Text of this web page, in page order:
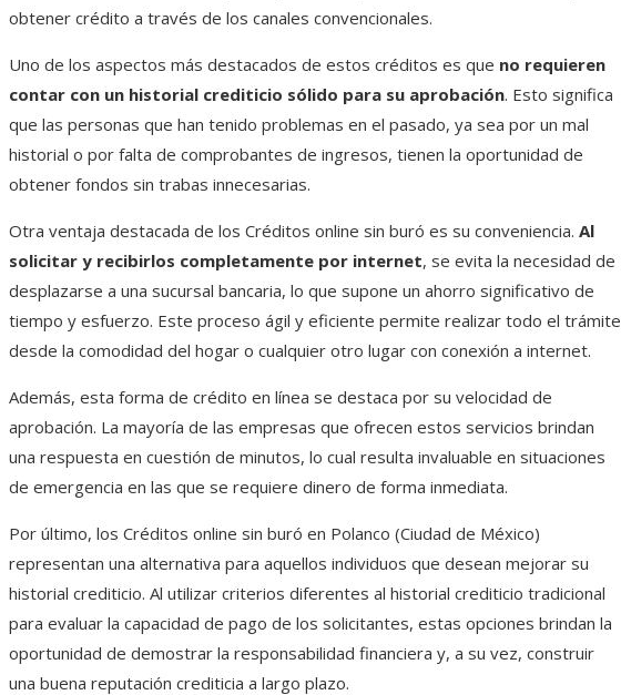
obtener crédito a través de los canales convencionales.
Uno de los aspectos más destacados de estos créditos es que no requieren
contar con un historial crediticio sólido para su aprobación. Esto significa
que las personas que han tenido problemas en el pasado, ya sea por un mal
historial o por falta de comprobantes de ingresos, tienen la oportunidad de
obtener fondos sin trabas innecesarias.
Otra ventaja destacada de los Créditos online sin buró es su conveniencia. Al
solicitar y recibirlos completamente por internet, se evita la necesidad de
desplazarse a una sucursal bancaria, lo que supone un ahorro significativo de
tiempo y esfuerzo. Este proceso ágil y eficiente permite realizar todo el trámite
desde la comodidad del hogar o cualquier otro lugar con conexión a internet.
Además, esta forma de crédito en línea se destaca por su velocidad de
aprobación. La mayoría de las empresas que ofrecen estos servicios brindan
una respuesta en cuestión de minutos, lo cual resulta invaluable en situaciones
de emergencia en las que se requiere dinero de forma inmediata.
Por último, los Créditos online sin buró en Polanco (Ciudad de México)
representan una alternativa para aquellos individuos que desean mejorar su
historial crediticio. Al utilizar criterios diferentes al historial crediticio tradicional
para evaluar la capacidad de pago de los solicitantes, estas opciones brindan la
oportunidad de demostrar la responsabilidad financiera y, a su vez, construir
una buena reputación crediticia a largo plazo.